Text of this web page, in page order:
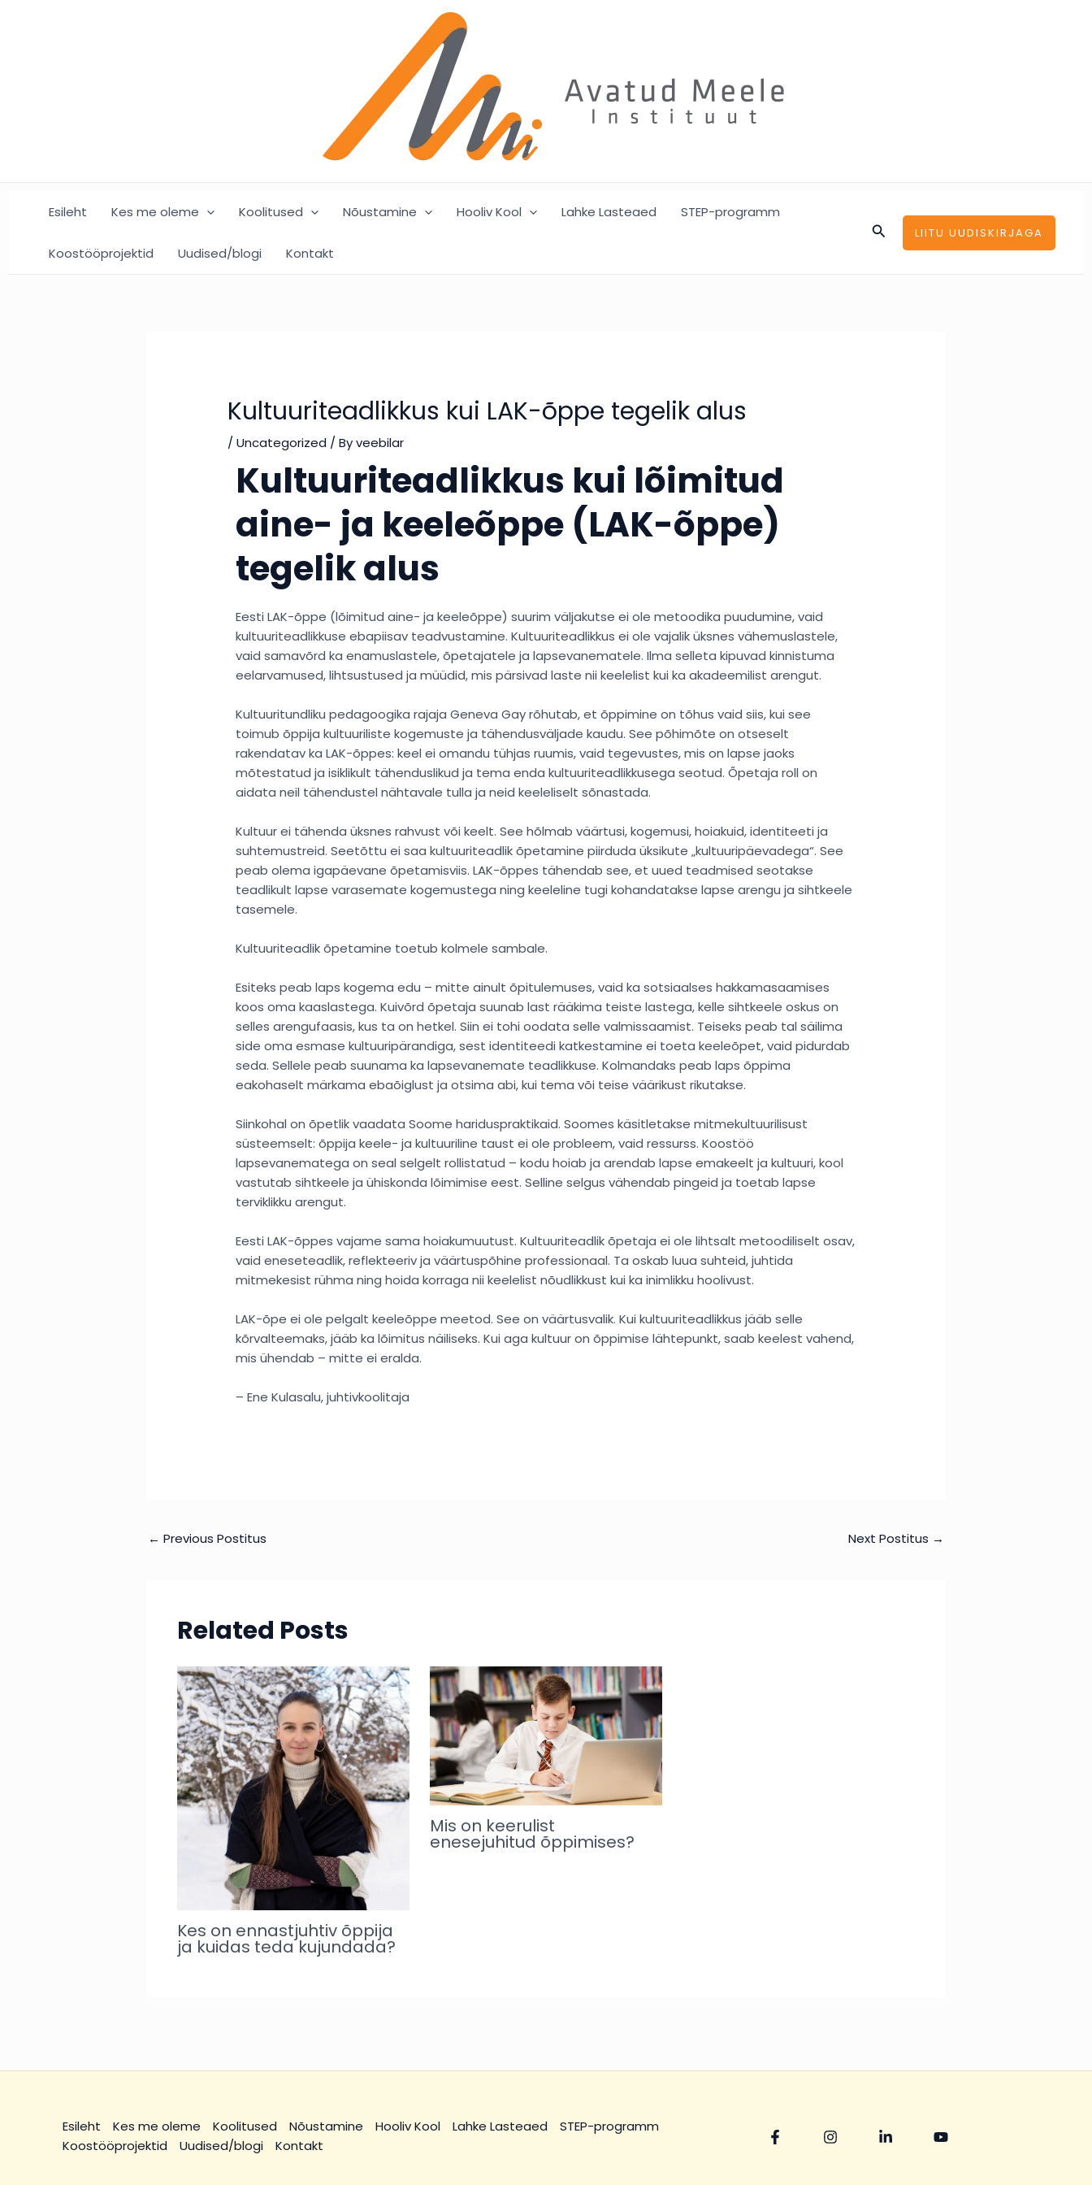
Esileht Kes me oleme Koolitused Nõustamine Hooliv Kool Lahke Lasteaed STEP-programm
Koostööprojektid Uudised/blogi Kontakt
SearchLIITU UUDISKIRJAGA
Kultuuriteadlikkus kui LAK-õppe tegelik alus
/Uncategorized / Byveebilar
Kultuuriteadlikkus kui lõimitud
aine- ja keeleõppe (LAK-õppe)
tegelik alus
Eesti LAK-õppe (lõimitud aine- ja keeleõppe) suurim väljakutse ei ole metoodika puudumine, vaid
kultuuriteadlikkuse ebapiisav teadvustamine. Kultuuriteadlikkus ei ole vajalik üksnes vähemuslastele,
vaid samavõrd ka enamuslastele, õpetajatele ja lapsevanematele. Ilma selleta kipuvad kinnistuma
eelarvamused, lihtsustused ja müüdid, mis pärsivad laste nii keelelist kui ka akadeemilist arengut.
Kultuuritundliku pedagoogika rajaja Geneva Gay rõhutab, et õppimine on tõhus vaid siis, kui see
toimub õppija kultuuriliste kogemuste ja tähendusväljade kaudu. See põhimõte on otseselt
rakendatav ka LAK-õppes: keel ei omandu tühjas ruumis, vaid tegevustes, mis on lapse jaoks
mõtestatud ja isiklikult tähenduslikud ja tema enda kultuuriteadlikkusega seotud. Õpetaja roll on
aidata neil tähendustel nähtavale tulla ja neid keeleliselt sõnastada.
Kultuur ei tähenda üksnes rahvust või keelt. See hõlmab väärtusi, kogemusi, hoiakuid, identiteeti ja
suhtemustreid. Seetõttu ei saa kultuuriteadlik õpetamine piirduda üksikute „kultuuripäevadega“. See
peab olema igapäevane õpetamisviis. LAK-õppes tähendab see, et uued teadmised seotakse
teadlikult lapse varasemate kogemustega ning keeleline tugi kohandatakse lapse arengu ja sihtkeele
tasemele.
Kultuuriteadlik õpetamine toetub kolmele sambale.
Esiteks peab laps kogema edu – mitte ainult õpitulemuses, vaid ka sotsiaalses hakkamasaamises
koos oma kaaslastega. Kuivõrd õpetaja suunab last rääkima teiste lastega, kelle sihtkeele oskus on
selles arengufaasis, kus ta on hetkel. Siin ei tohi oodata selle valmissaamist. Teiseks peab tal säilima
side oma esmase kultuuripärandiga, sest identiteedi katkestamine ei toeta keeleõpet, vaid pidurdab
seda. Sellele peab suunama ka lapsevanemate teadlikkuse. Kolmandaks peab laps õppima
eakohaselt märkama ebaõiglust ja otsima abi, kui tema või teise väärikust rikutakse.
Siinkohal on õpetlik vaadata Soome hariduspraktikaid. Soomes käsitletakse mitmekultuurilisust
süsteemselt: õppija keele- ja kultuuriline taust ei ole probleem, vaid ressurss. Koostöö
lapsevanematega on seal selgelt rollistatud – kodu hoiab ja arendab lapse emakeelt ja kultuuri, kool
vastutab sihtkeele ja ühiskonda lõimimise eest. Selline selgus vähendab pingeid ja toetab lapse
terviklikku arengut.
Eesti LAK-õppes vajame sama hoiakumuutust. Kultuuriteadlik õpetaja ei ole lihtsalt metoodiliselt osav,
vaid eneseteadlik, reflekteeriv ja väärtuspõhine professionaal. Ta oskab luua suhteid, juhtida
mitmekesist rühma ning hoida korraga nii keelelist nõudlikkust kui ka inimlikku hoolivust.
LAK-õpe ei ole pelgalt keeleõppe meetod. See on väärtusvalik. Kui kultuuriteadlikkus jääb selle
kõrvalteemaks, jääb ka lõimitus näiliseks. Kui aga kultuur on õppimise lähtepunkt, saab keelest vahend,
mis ühendab – mitte ei eralda.
– Ene Kulasalu, juhtivkoolitaja
← Previous Postitus Next Postitus →
Related Posts
Kes on ennastjuhtiv õppija
ja kuidas teda kujundada?
Mis on keerulist
enesejuhitud õppimises?
Esileht Kes me oleme Koolitused Nõustamine Hooliv Kool Lahke Lasteaed
STEP-programm
Koostööprojektid
Uudised/blogi Kontakt